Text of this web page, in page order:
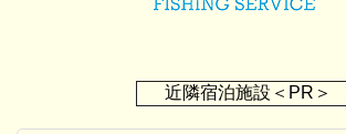
近隣宿泊施設＜PR＞